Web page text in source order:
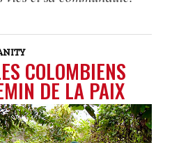
COLOMBIENS
DE LA PAIX